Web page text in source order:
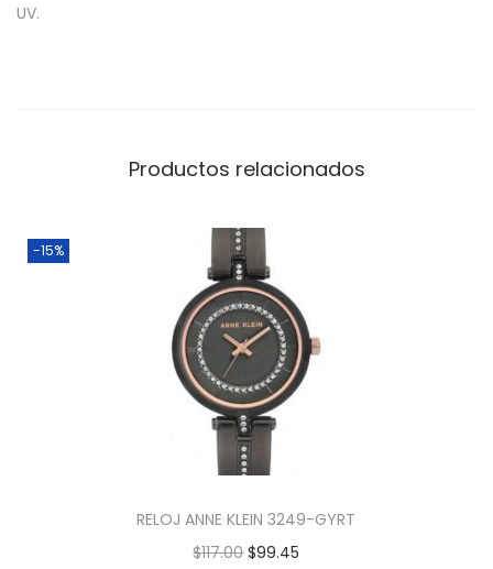
UV.
Productos relacionados
-15%
RELOJ ANNE KLEIN 3249-GYRT
$117.00 $99.45